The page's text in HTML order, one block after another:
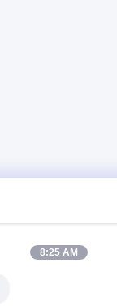
8:25 AM